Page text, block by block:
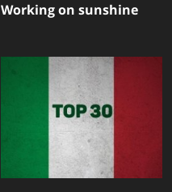
Working on sunshine